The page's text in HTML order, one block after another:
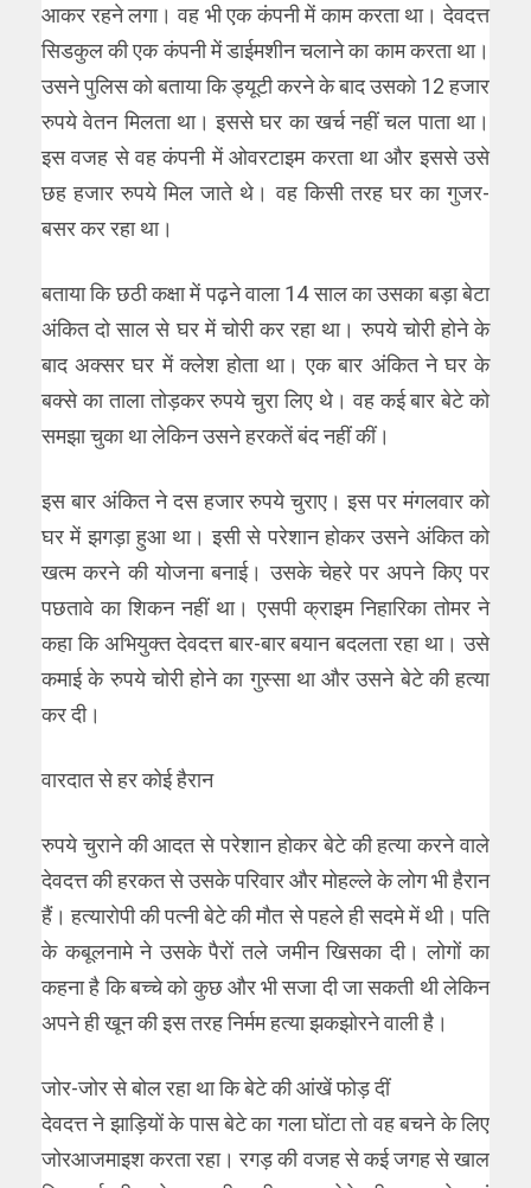
आकर रहने लगा। वह भी एक कंपनी में काम करता था। देवदत्त
सिडकुल की एक कंपनी में डाईमशीन चलाने का काम करता था।
उसने पुलिस को बताया कि ड्यूटी करने के बाद उसको 12 हजार
रुपये वेतन मिलता था। इससे घर का खर्च नहीं चल पाता था।
इस वजह से वह कंपनी में ओवरटाइम करता था और इससे उसे
छह हजार रुपये मिल जाते थे। वह किसी तरह घर का गुजर-
बसर कर रहा था।
बताया कि छठी कक्षा में पढ़ने वाला 14 साल का उसका बड़ा बेटा
अंकित दो साल से घर में चोरी कर रहा था। रुपये चोरी होने के
बाद अक्सर घर में क्लेश होता था। एक बार अंकित ने घर के
बक्से का ताला तोड़कर रुपये चुरा लिए थे। वह कई बार बेटे को
समझा चुका था लेकिन उसने हरकतें बंद नहीं कीं।
इस बार अंकित ने दस हजार रुपये चुराए। इस पर मंगलवार को
घर में झगड़ा हुआ था। इसी से परेशान होकर उसने अंकित को
खत्म करने की योजना बनाई। उसके चेहरे पर अपने किए पर
पछतावे का शिकन नहीं था। एसपी क्राइम निहारिका तोमर ने
कहा कि अभियुक्त देवदत्त बार-बार बयान बदलता रहा था। उसे
कमाई के रुपये चोरी होने का गुस्सा था और उसने बेटे की हत्या
कर दी।
वारदात से हर कोई हैरान
रुपये चुराने की आदत से परेशान होकर बेटे की हत्या करने वाले
देवदत्त की हरकत से उसके परिवार और मोहल्ले के लोग भी हैरान
हैं। हत्यारोपी की पत्नी बेटे की मौत से पहले ही सदमे में थी। पति
के कबूलनामे ने उसके पैरों तले जमीन खिसका दी। लोगों का
कहना है कि बच्चे को कुछ और भी सजा दी जा सकती थी लेकिन
अपने ही खून की इस तरह निर्मम हत्या झकझोरने वाली है।
जोर-जोर से बोल रहा था कि बेटे की आंखें फोड़ दीं
देवदत्त ने झाड़ियों के पास बेटे का गला घोंटा तो वह बचने के लिए
जोरआजमाइश करता रहा। रगड़ की वजह से कई जगह से खाल